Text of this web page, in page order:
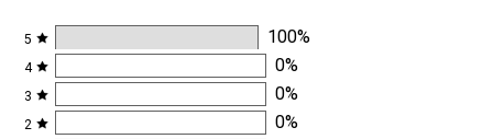
5 100%
4 0%
3 0%
2 0%